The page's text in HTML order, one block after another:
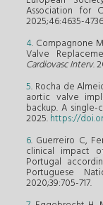
Association for
2025;46:4635-
4. Compagnone
Valve
Cardiovasc Interv.
5. Rocha de
aortic valve
backup. A
2025.https://
6. Guerreiro C,
clinical impact
Portugal
Portuguese
2020;39:705-717.